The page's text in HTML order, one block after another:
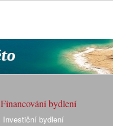
Financování bydlení
Investiční bydlení